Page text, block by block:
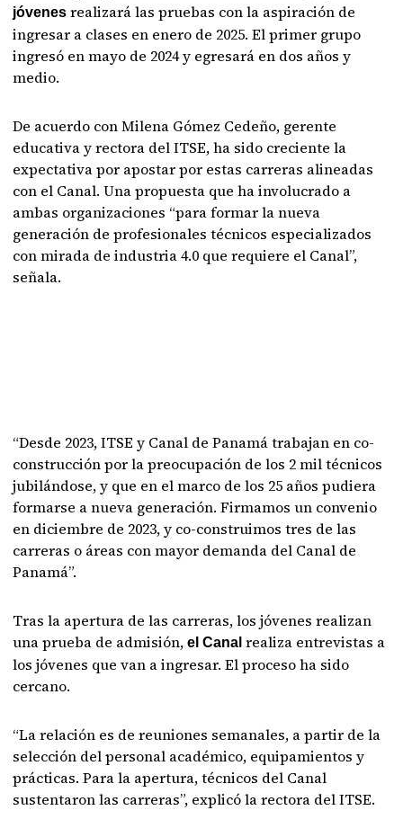
jóvenesrealizará las pruebas con la aspiración de
ingresar a clases en enero de 2025. El primer grupo
ingresó en mayo de 2024 y egresará en dos años y
medio.
De acuerdo con Milena Gómez Cedeño, gerente
educativa y rectora del ITSE, ha sido creciente la
expectativa por apostar por estas carreras alineadas
con el Canal. Una propuesta que ha involucrado a
ambas organizaciones “para formar la nueva
generación de profesionales técnicos especializados
con mirada de industria 4.0 que requiere el Canal”,
señala.
“Desde 2023, ITSE y Canal de Panamá trabajan en co-
construcción por la preocupación de los 2 mil técnicos
jubilándose, y que en el marco de los 25 años pudiera
formarse a nueva generación. Firmamos un convenio
en diciembre de 2023, y co-construimos tres de las
carreras o áreas con mayor demanda del Canal de
Panamá”.
Tras la apertura de las carreras, los jóvenes realizan
una prueba de admisión, el Canalrealiza entrevistas a
los jóvenes que van a ingresar. El proceso ha sido
cercano.
“La relación es de reuniones semanales, a partir de la
selección del personal académico, equipamientos y
prácticas. Para la apertura, técnicos del Canal
sustentaron las carreras”, explicó la rectora del ITSE.